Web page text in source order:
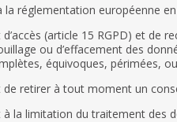
réglementation européenne
d’accès (article 15 RGPD) et de
ou d’effacement des
équivoques, périmées,
de retirer à tout moment un
à la limitation du traitement des